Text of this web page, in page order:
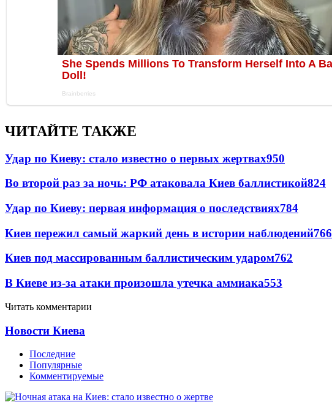
ЧИТАЙТЕ ТАКЖЕ
Удар по Киеву: стало известно о первых жертвах950
Во второй раз за ночь: РФ атаковала Киев баллистикой824
Удар по Киеву: первая информация о последствиях784
Киев пережил самый жаркий день в истории наблюдений766
Киев под массированным баллистическим ударом762
В Киеве из-за атаки произошла утечка аммиака553
Читать комментарии
Новости Киева
Последние
Популярные
Комментируемые